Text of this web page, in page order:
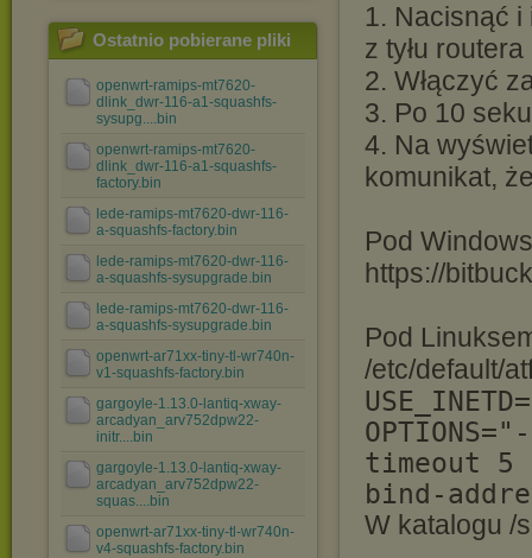
Ostatnio pobierane pliki
openwrt-ramips-mt7620-
dlink_dwr-116-a1-squashfs-
sysupg....bin
openwrt-ramips-mt7620-
dlink_dwr-116-a1-squashfs-
factory.bin
lede-ramips-mt7620-dwr-116-
a-squashfs-factory.bin
lede-ramips-mt7620-dwr-116-
a-squashfs-sysupgrade.bin
lede-ramips-mt7620-dwr-116-
a-squashfs-sysupgrade.bin
openwrt-ar71xx-tiny-tl-wr740n-
v1-squashfs-factory.bin
gargoyle-1.13.0-lantiq-xway-
arcadyan_arv752dpw22-
initr....bin
gargoyle-1.13.0-lantiq-xway-
arcadyan_arv752dpw22-
squas....bin
openwrt-ar71xx-tiny-tl-wr740n-
v4-squashfs-factory.bin
1. Nacisnąć
z tyłu routera
2. Włączyć
3. Po 10
4. Na
komunikat,
Pod
https://
Pod
/etc/default/
timeout 5
bind-
W katalogu /